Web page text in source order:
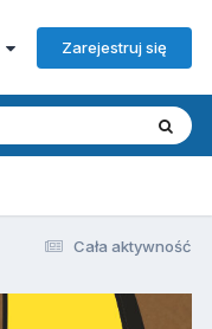
Zarejestruj się
Cała aktywność